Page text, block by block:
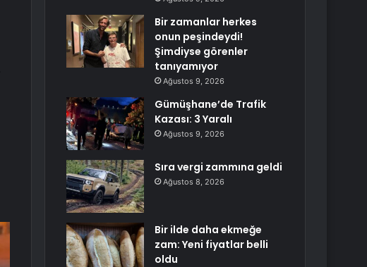
Bir zamanlar herkes
onun peşindeydi!
Şimdiyse görenler
tanıyamıyor
Ağustos 9, 2026
Gümüşhane’de Trafik
Kazası: 3 Yaralı
Ağustos 9, 2026
Sıra vergi zammına geldi
Ağustos 8, 2026
Bir ilde daha ekmeğe
zam: Yeni fiyatlar belli
oldu